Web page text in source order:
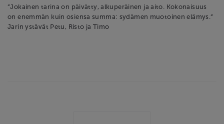
”Jokainen tarina on päivätty, alkuperäinen ja aito. Kokonaisuus
on enemmän kuin osiensa summa: sydämen muotoinen elämys.”
Jarin ystävät Petu, Risto ja Timo